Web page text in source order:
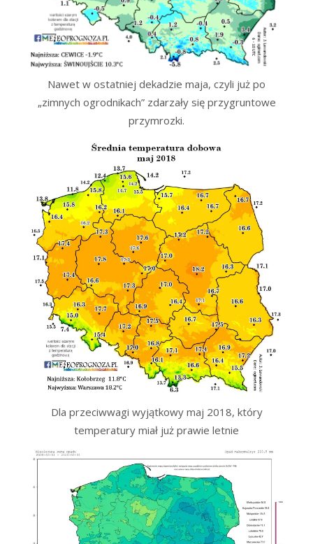
Nawet w ostatniej dekadzie maja, czyli już po
„zimnych ogrodnikach” zdarzały się przygruntowe
przymrozki.
Dla przeciwwagi wyjątkowy maj 2018, który
temperatury miał już prawie letnie